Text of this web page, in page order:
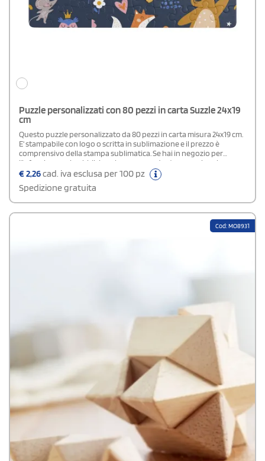
Puzzle personalizzati con 80 pezzi in carta Suzzle 24x19
cm
Questo puzzle personalizzato da 80 pezzi in carta misura 24x19 cm.
E' stampabile con logo o scritta in sublimazione e il prezzo è
comprensivo della stampa sublimatica. Se hai in negozio per
l'infanzia e vuoi pubblicizzarlo con un gadget promozionale,
questo articolo è perfetto perché è originale e assai gradito.
€2,26cad. iva esclusa per 100 pz
Spedizione gratuita
Cod: MO8931